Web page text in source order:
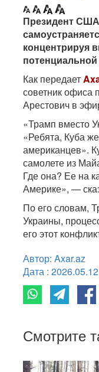
Президент
концентрируя
Как передает
советник офиса
Арестович в
«Трамп вместо
«Ребята, Куба
американцев».
самолете из
Где она? Ее на
Америке», —
По его словам,
Украины,
его этот
Автор: Axar.az
Дата :
Смотрите